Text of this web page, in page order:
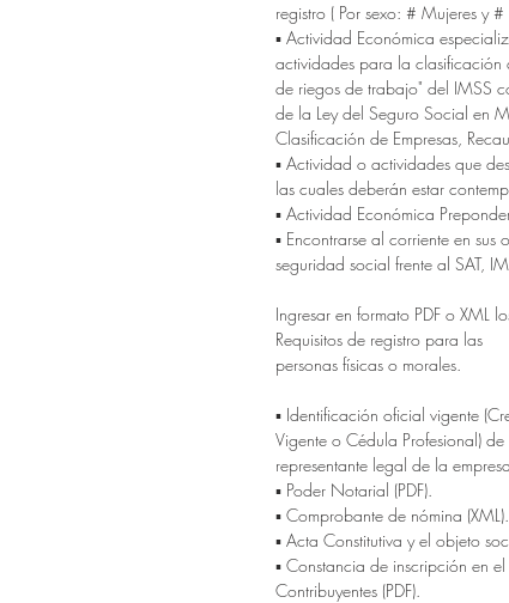
registro ( Por sexo: # Mujeres y #
▪ Actividad Económica
actividades para la clasificación
de riegos de trabajo" del IMSS
de la Ley del Seguro Social en
Clasificación de Empresas,
▪ Actividad o actividades que
las cuales deberán estar
▪ Actividad Económica
▪ Encontrarse al corriente en sus
seguridad social frente al SAT,
Ingresar en formato PDF o XML
Requisitos de registro para las
personas físicas o morales.
▪ Identificación oficial vigente
Vigente o Cédula Profesional)
representante legal de la
▪ Poder Notarial (PDF).
▪ Comprobante de nómina (XML).
▪ Acta Constitutiva y el objeto
▪ Constancia de inscripción en el
Contribuyentes (PDF).